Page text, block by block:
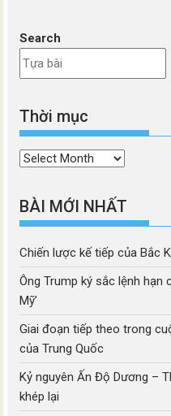
Search
Thời mục
Thời
BÀI MỚI NHẤT
Chiến lược kế tiếp của Bắc
Ông Trump ký sắc lệnh hạn
Mỹ’
Giai đoạn tiếp theo trong
của Trung Quốc
Kỷ nguyên Ấn Độ Dương –
khép lại